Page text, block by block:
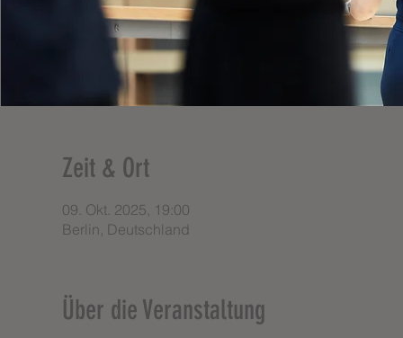
Zeit & Ort
09. Okt. 2025, 19:00
Berlin, Deutschland
Über die Veranstaltung